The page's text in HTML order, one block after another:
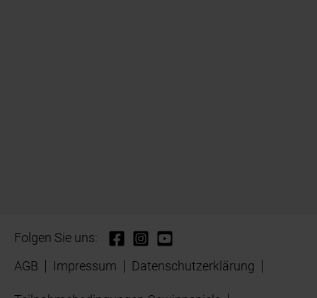
Folgen Sie uns:
AGB
Impressum Datenschutzerklärung